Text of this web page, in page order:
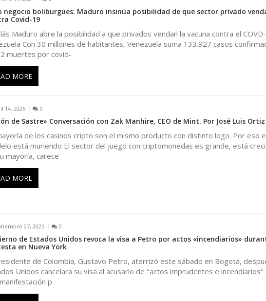
negocio boliburgues: Maduro insinúa posibilidad de que sector privado
Covid-19
Maduro abre la posibilidad a que privados vendan la vacuna contra el
Con 30 millones de habitantes, Venezuela suma 133.927 casos
muertes por covid-
MORE
14, 2026 0
de Sastre» Conversación con Zak Manhire, CEO de Mint. Por José Luis
de los casinos cripto son el mismo producto con distinto logo. Por eso
está muriendo El sector del juego con criptomonedas es grande, está
mayoría, carece
MORE
27, 2025 0
de Estados Unidos revoca la visa a Petro por actos «incendiarios»
en Nueva York
de Colombia, Gustavo Petro, aterrizó este sábado en Bogotá,
Unidos cancelara su visa al acusarlo de "actos imprudentes e
p